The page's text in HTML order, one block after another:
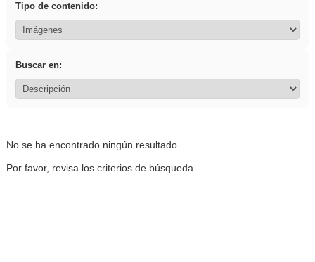
Tipo de contenido:
Buscar en:
No se ha encontrado ningún resultado.
Por favor, revisa los criterios de búsqueda.